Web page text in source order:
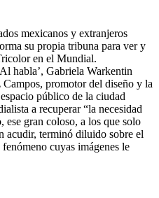
mexicanos y extranjeros
su propia tribuna para ver y
en el Mundial.
habla’, Gabriela Warkentin
promotor del diseño y la
público de la ciudad
a recuperar “la necesidad
ese gran coloso, a los que solo
acudir, terminó diluido sobre el
cuyas imágenes le